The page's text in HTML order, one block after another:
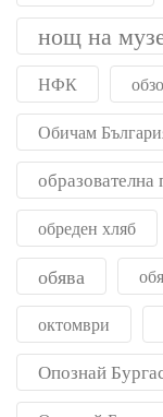
нощ на
НФК
Обичам
образователна
обреден хляб
обява
октомври
Опознай